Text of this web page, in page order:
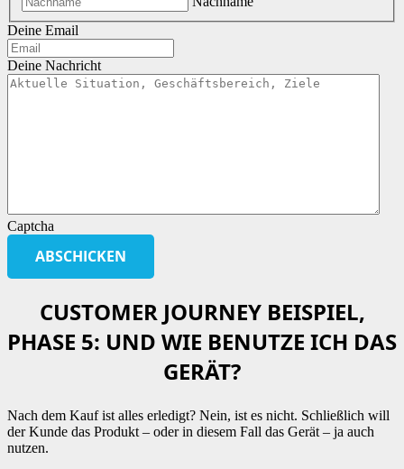
Deine Email
Deine Nachricht
Captcha
CUSTOMER JOURNEY BEISPIEL,
PHASE 5: UND WIE BENUTZE ICH DAS
GERÄT?
Nach dem Kauf ist alles erledigt? Nein, ist es nicht. Schließlich will
der Kunde das Produkt – oder in diesem Fall das Gerät – ja auch
nutzen.